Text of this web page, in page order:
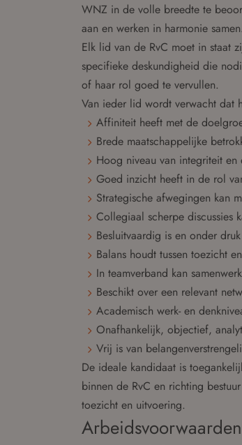
WNZ in de volle breedte te
aan en werken in harmonie samen.
Elk lid van de RvC moet in staat
specifieke deskundigheid die
of haar rol goed te vervullen.
Van ieder lid wordt verwacht dat
Affiniteit heeft met de
Brede maatschappelijke
Hoog niveau van integriteit en
Goed inzicht heeft in de rol
Strategische afwegingen kan
Collegiaal scherpe discussies
Besluitvaardig is en onder
Balans houdt tussen toezicht
In teamverband kan
Beschikt over een relevant
Academisch werk- en
Onafhankelijk, objectief,
Vrij is van
De ideale kandidaat is
binnen de RvC en richting
toezicht en uitvoering.
Arbeidsvoorwaarden